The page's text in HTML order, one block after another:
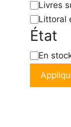
Catégorie
Livres
Littoral
État
État
En